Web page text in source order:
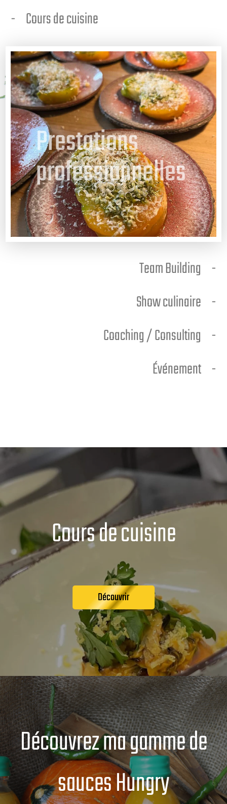
Cours de cuisine
Prestations
professionnelles
Team Building
Show culinaire
Coaching / Consulting
Événement
Cours de cuisine
Découvrir
Découvrez ma gamme de
sauces Hungry